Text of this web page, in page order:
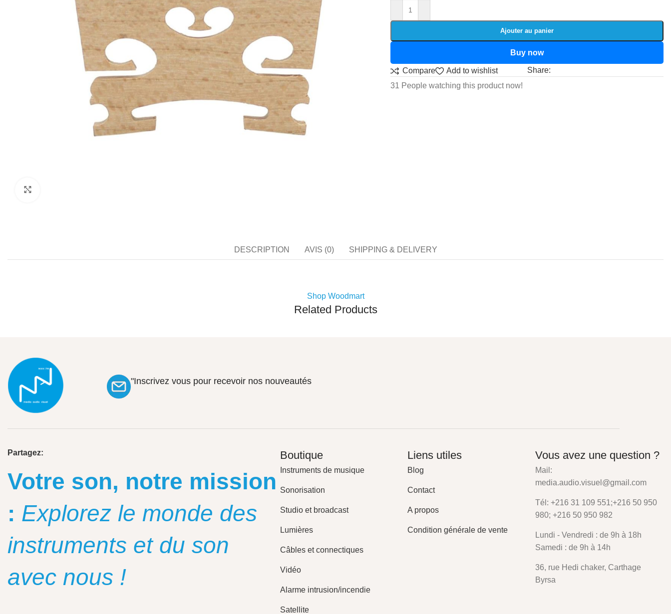
Ajouter au panier
Buy now
Compare Add to wishlist
Share:
31 People watching this product now!
DESCRIPTION AVIS (0) SHIPPING & DELIVERY
Shop Woodmart
Related Products
"Inscrivez vous pour recevoir nos nouveautés
Partagez:
Votre son, notre mission
: Explorez le monde des
instruments et du son
avec nous !
Boutique
Instruments de musique
Sonorisation
Studio et broadcast
Lumières
Câbles et connectiques
Vidéo
Alarme intrusion/incendie
Satellite
Liens utiles
Blog
Contact
A propos
Condition générale de vente
Vous avez une question ?
Mail:
media.audio.visuel@gmail.com
Tél: +216 31 109 551;+216 50 950
980; +216 50 950 982
Lundi - Vendredi : de 9h à 18h
Samedi : de 9h à 14h
36, rue Hedi chaker, Carthage
Byrsa